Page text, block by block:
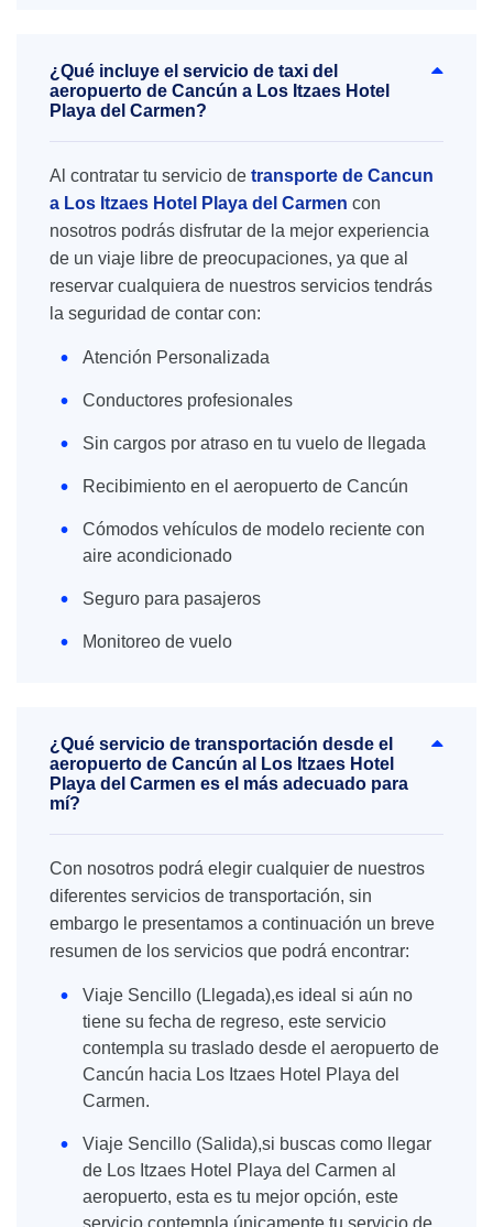
¿Qué incluye el servicio de taxi del
aeropuerto de Cancún a Los Itzaes Hotel
Playa del Carmen?
Al contratar tu servicio de transporte de Cancun
a Los Itzaes Hotel Playa del Carmen con
nosotros podrás disfrutar de la mejor experiencia
de un viaje libre de preocupaciones, ya que al
reservar cualquiera de nuestros servicios tendrás
la seguridad de contar con:
Atención Personalizada
Conductores profesionales
Sin cargos por atraso en tu vuelo de llegada
Recibimiento en el aeropuerto de Cancún
Cómodos vehículos de modelo reciente con
aire acondicionado
Seguro para pasajeros
Monitoreo de vuelo
¿Qué servicio de transportación desde el
aeropuerto de Cancún al Los Itzaes Hotel
Playa del Carmen es el más adecuado para
mí?
Con nosotros podrá elegir cualquier de nuestros
diferentes servicios de transportación, sin
embargo le presentamos a continuación un breve
resumen de los servicios que podrá encontrar:
Viaje Sencillo (Llegada),es ideal si aún no
tiene su fecha de regreso, este servicio
contempla su traslado desde el aeropuerto de
Cancún hacia Los Itzaes Hotel Playa del
Carmen.
Viaje Sencillo (Salida),si buscas como llegar
de Los Itzaes Hotel Playa del Carmen al
aeropuerto, esta es tu mejor opción, este
servicio contempla únicamente tu servicio de